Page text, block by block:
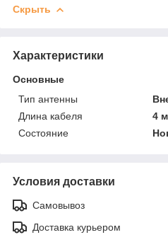
Скрыть
Характеристики
Основные
Тип антенны
Длина кабеля
4 м
Состояние
Условия доставки
Самовывоз
Доставка курьером